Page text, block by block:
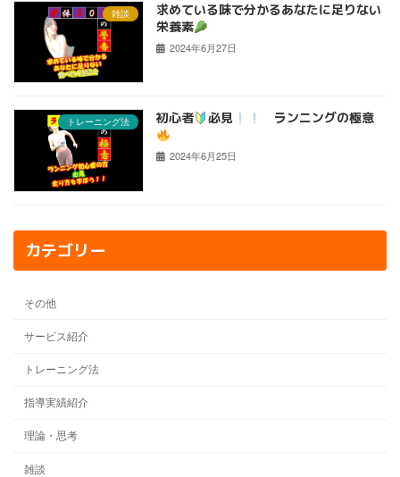
雑談
求めている味で分かるあなたに足りない
栄養素
2024年6月27日
トレーニング法 初心者 必見 ランニングの極意
2024年6月25日
カテゴリー
その他
サービス紹介
トレーニング法
指導実績紹介
理論・思考
雑談